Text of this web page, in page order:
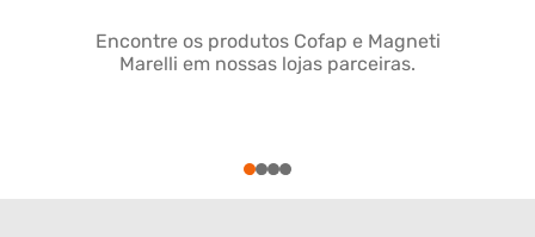
Encontre os produtos Cofap e Magneti
Marelli em nossas lojas parceiras.
1234